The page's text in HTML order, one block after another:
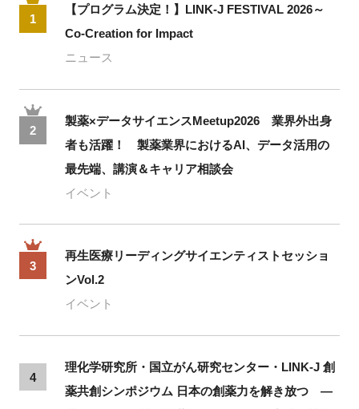
1
【プログラム決定！】LINK-J FESTIVAL 2026～
Co-Creation for Impact
ニュース
2
製薬×データサイエンスMeetup2026 業界外出身
者も活躍！ 製薬業界におけるAI、データ活用の
最先端、講演＆キャリア相談会
イベント
3
再生医療リーディングサイエンティストセッショ
ンVol.2
イベント
4
理化学研究所・国立がん研究センター・LINK-J 創
薬共創シンポジウム 日本の創薬力を解き放つ ―